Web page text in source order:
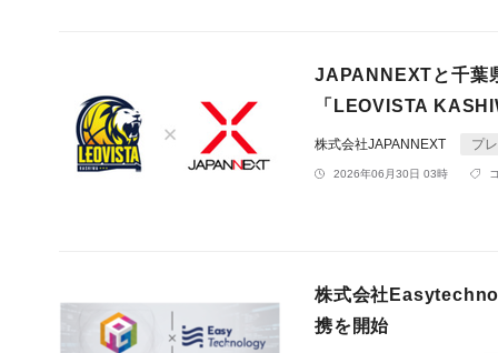
JAPANNEXTと千葉
「LEOVISTA
株式会社JAPANNEXT プ
2026年06月30日 03時
株式会社
携を開始